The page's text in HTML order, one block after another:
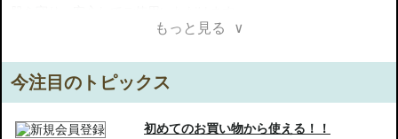
肌の本来の美しさを引き立て、新鮮で美しい輝きを演出します。
りと守ります。
マットな仕上がりでありながら、潤いも感じられる肌に導きます。
【ご注意ください】
もっと見る ∨
今注目のトピックス
初めてのお買い物から使える！！